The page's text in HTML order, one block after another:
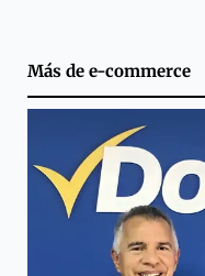
Más de e-commerce